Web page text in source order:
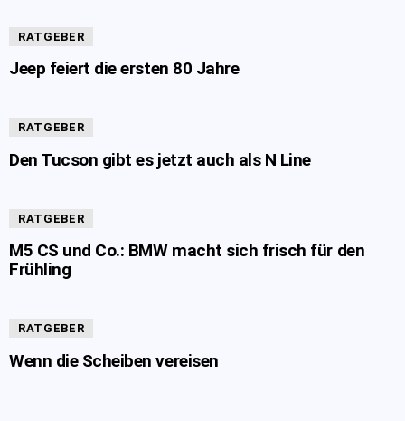
RATGEBER
Jeep feiert die ersten 80 Jahre
RATGEBER
Den Tucson gibt es jetzt auch als N Line
RATGEBER
M5 CS und Co.: BMW macht sich frisch für den
Frühling
RATGEBER
Wenn die Scheiben vereisen